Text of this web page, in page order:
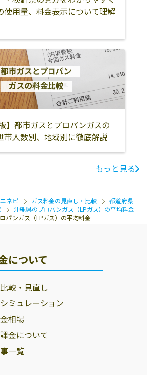
島尻郡久米島町
八重山郡与那国
町
使用量、料金表示について理解
】都市ガスとプロパンガスの
帯人数別、地域別に徹底解説
もっと見る
ネピ ガス料金の見直し・比較
都道府県
沖縄県のプロパンガス（LPガス）の平均料金
パンガス（LPガス）の平均料金
について
較・見直し
ミュレーション
相場
金について
一覧